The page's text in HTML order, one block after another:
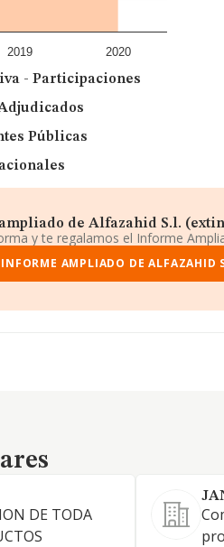
2019 2020
- Participaciones
Públicas
de Alfazahid S.l.
y te regalamos el Informe
INFORME AMPLIADO DE ALFAZAHID
DE TODA